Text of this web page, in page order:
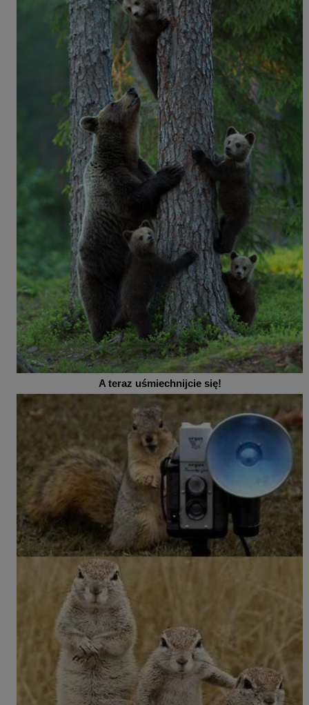
A teraz uśmiechnijcie się!